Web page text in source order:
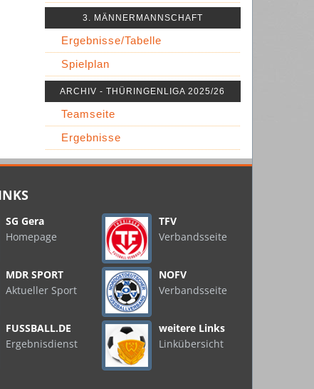
3. MÄNNERMANNSCHAFT
Ergebnisse/Tabelle
Spielplan
ARCHIV - THÜRINGENLIGA 2025/26
Teamseite
Ergebnisse
SG Gera
Homepage
MDR SPORT
Aktueller Sport
FUSSBALL.DE
Ergebnisdienst
TFV
Verbandsseite
NOFV
Verbandsseite
weitere Links
Linkübersicht